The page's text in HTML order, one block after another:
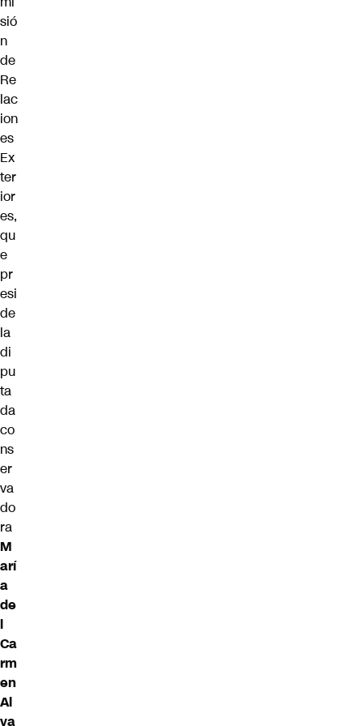
sió
n
de
Re
lac
ion
es
Ex
ter
ior
es,
qu
e
pr
esi
de
la
di
pu
ta
da
co
ns
er
va
do
ra
M
arí
a
de
l
Ca
rm
en
Al
va